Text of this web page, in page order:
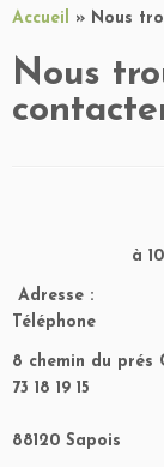
Accueil » Nous
Nous
à 10 min
à 10 min de
Téléphone
8 chemin
73 18 19 15